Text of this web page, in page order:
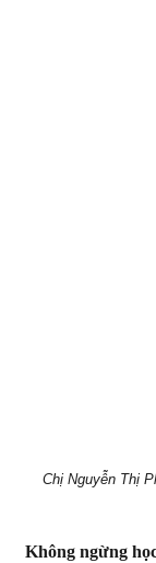
Chị Nguyễn Thị
Không ngừng